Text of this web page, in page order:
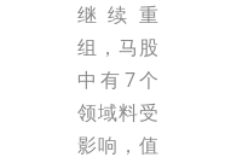
继续重
组，马股
中有7个
领域料受
影响，值